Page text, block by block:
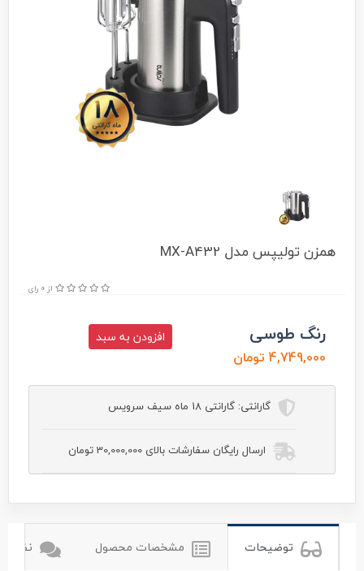
همزن تولیپس مدل MX-A432
از 0 رای
رنگ طوسی
4,749,000 تومان
افزودن به سبد
گارانتی: گارانتی 18 ماه سیف سرویس
ارسال رایگان سفارشات بالای 30,000,000 تومان
توضیحات مشخصات محصول نظرات